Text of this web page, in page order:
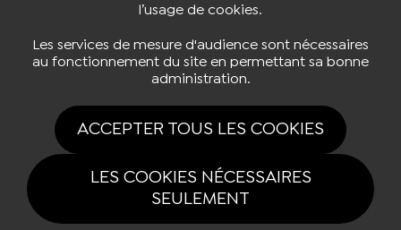
l’usage de cookies.
Les services de mesure d'audience sont nécessaires
au fonctionnement du site en permettant sa bonne
administration.
ACCEPTER TOUS LES COOKIES
LES COOKIES NÉCESSAIRES
SEULEMENT
Tous drois réservés Trail-endurance.com 2026 |
Politique de confidentialité|Gestion des cookies